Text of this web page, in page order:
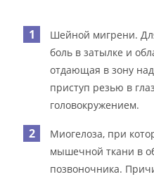
Шейной мигрени.
боль в затылке и
отдающая в зону
приступ резью в
головокружением.
Миогелоза, при
мышечной ткани в
позвоночника.